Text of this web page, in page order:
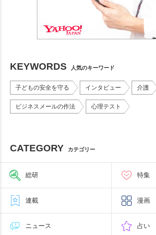
KEYWORDS 人気のキーワード
子どもの安全を守る インタビュー 介護
ビジネスメールの作法 心理テスト
CATEGORY カテゴリー
総研 特集
連載 漫画
ニュース 占い